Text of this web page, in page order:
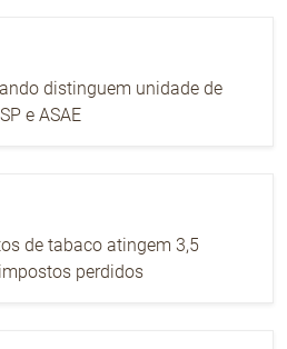
distinguem unidade de
e ASAE
de tabaco atingem 3,5
perdidos